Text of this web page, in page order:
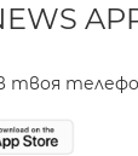
твоя